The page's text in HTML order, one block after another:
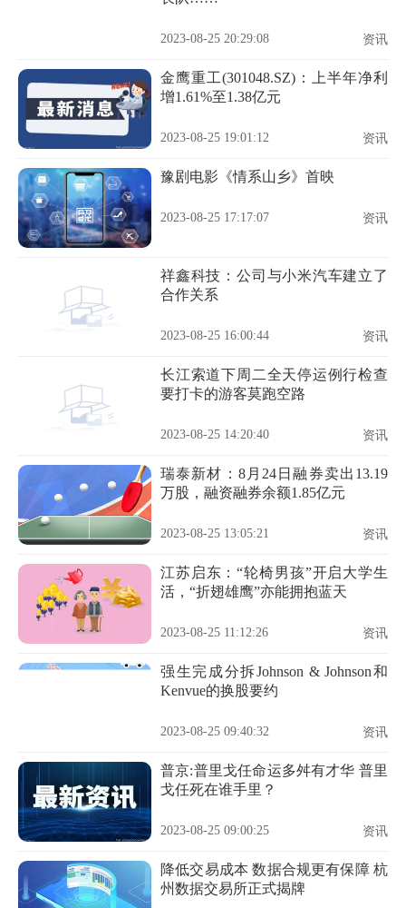
2023-08-25 20:29:08 资讯
金鹰重工(301048.SZ)：上半年净利
增1.61%至1.38亿元
2023-08-25 19:01:12 资讯
豫剧电影《情系山乡》首映
2023-08-25 17:17:07 资讯
祥鑫科技：公司与小米汽车建立了
合作关系
2023-08-25 16:00:44 资讯
长江索道下周二全天停运例行检查
要打卡的游客莫跑空路
2023-08-25 14:20:40 资讯
瑞泰新材：8月24日融券卖出13.19
万股，融资融券余额1.85亿元
2023-08-25 13:05:21 资讯
江苏启东：“轮椅男孩”开启大学生
活，“折翅雄鹰”亦能拥抱蓝天
2023-08-25 11:12:26 资讯
强生完成分拆Johnson & Johnson和
Kenvue的换股要约
2023-08-25 09:40:32 资讯
普京:普里戈任命运多舛有才华 普里
戈任死在谁手里？
2023-08-25 09:00:25 资讯
降低交易成本 数据合规更有保障 杭
州数据交易所正式揭牌